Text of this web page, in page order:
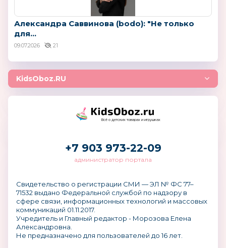
Александра Саввинова (bodo): "Не только
для...
09.07.2026 21
KidsOboz.RU
Всё о детских товарах и игрушках
+7 903 973-22-09
администратор портала
Свидетельство о регистрации СМИ — ЭЛ № ФС 77–
71532 выдано Федеральной службой по надзору в
сфере связи, информационных технологий и массовых
коммуникаций 01.11.2017.
Учредитель и Главный редактор - Морозова Елена
Александровна.
Не предназначено для пользователей до 16 лет.